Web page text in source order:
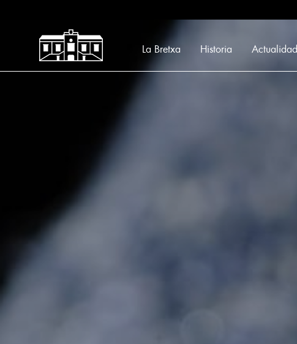
Mercado La Bretxa
La Bretxa Historia Actualidad